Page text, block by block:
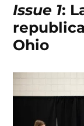
Issue 1:
Ohio